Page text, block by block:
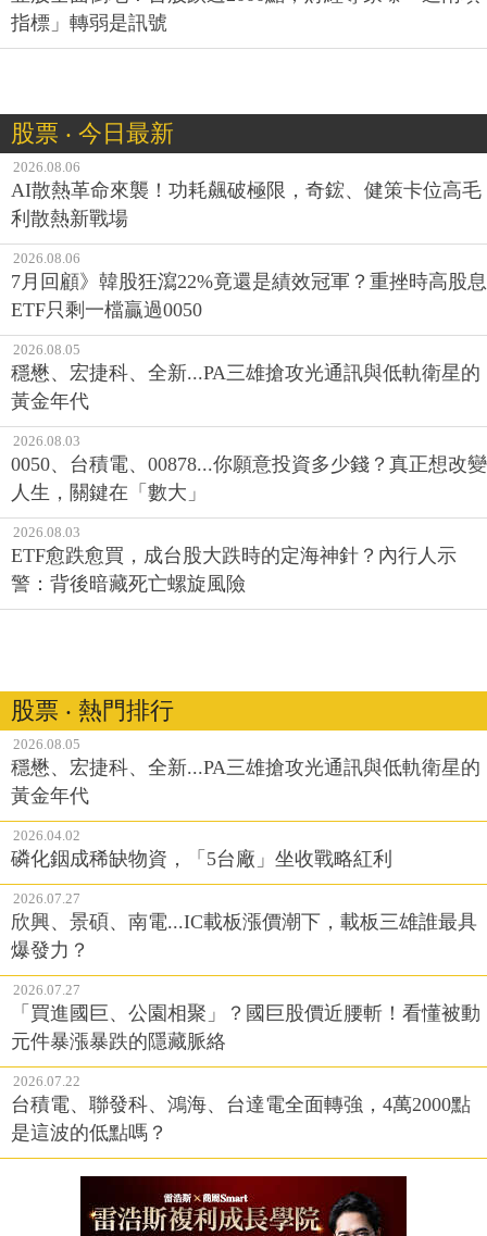
指標」轉弱是訊號
股票 ‧ 今日最新
2026.08.06
AI散熱革命來襲！功耗飆破極限，奇鋐、健策卡位高毛
利散熱新戰場
2026.08.06
7月回顧》韓股狂瀉22%竟還是績效冠軍？重挫時高股息
ETF只剩一檔贏過0050
2026.08.05
穩懋、宏捷科、全新...PA三雄搶攻光通訊與低軌衛星的
黃金年代
2026.08.03
0050、台積電、00878...你願意投資多少錢？真正想改變
人生，關鍵在「數大」
2026.08.03
ETF愈跌愈買，成台股大跌時的定海神針？內行人示
警：背後暗藏死亡螺旋風險
股票 ‧ 熱門排行
2026.08.05
穩懋、宏捷科、全新...PA三雄搶攻光通訊與低軌衛星的
黃金年代
2026.04.02
磷化銦成稀缺物資，「5台廠」坐收戰略紅利
2026.07.27
欣興、景碩、南電...IC載板漲價潮下，載板三雄誰最具
爆發力？
2026.07.27
「買進國巨、公園相聚」？國巨股價近腰斬！看懂被動
元件暴漲暴跌的隱藏脈絡
2026.07.22
台積電、聯發科、鴻海、台達電全面轉強，4萬2000點
是這波的低點嗎？